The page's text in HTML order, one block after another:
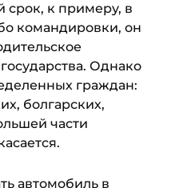
к примеру, в
командировки, он
Однако
граждан:
болгарских,
части
автомобиль в